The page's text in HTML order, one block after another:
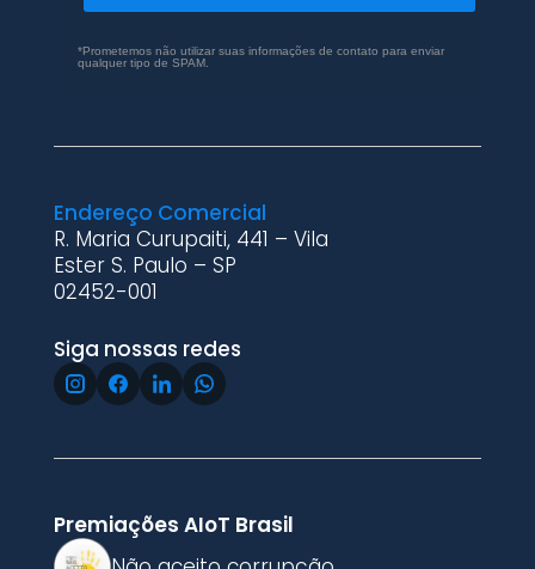
*Prometemos não utilizar suas informações de contato para enviar
qualquer tipo de SPAM.
Endereço Comercial
R. Maria Curupaiti, 441 – Vila
Ester S. Paulo – SP
02452-001
Siga nossas redes
Premiações AIoT Brasil